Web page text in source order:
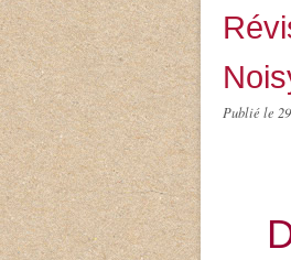
Publié le